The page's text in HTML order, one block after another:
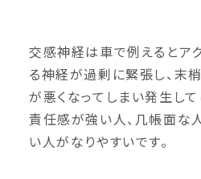
交感神経は車で例えるとア
る神経が過剰に緊張し、末
が悪くなってしまい発生して
責任感が強い人、几帳面な
い人がなりやすいです。